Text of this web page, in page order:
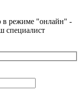
в режиме "онлайн" -
специалист